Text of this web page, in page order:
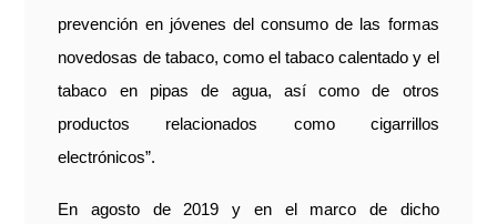
prevención en jóvenes del consumo de las formas
novedosas de tabaco, como el tabaco calentado y el
tabaco en pipas de agua, así como de otros
productos relacionados como cigarrillos
electrónicos”.
En agosto de 2019 y en el marco de dicho